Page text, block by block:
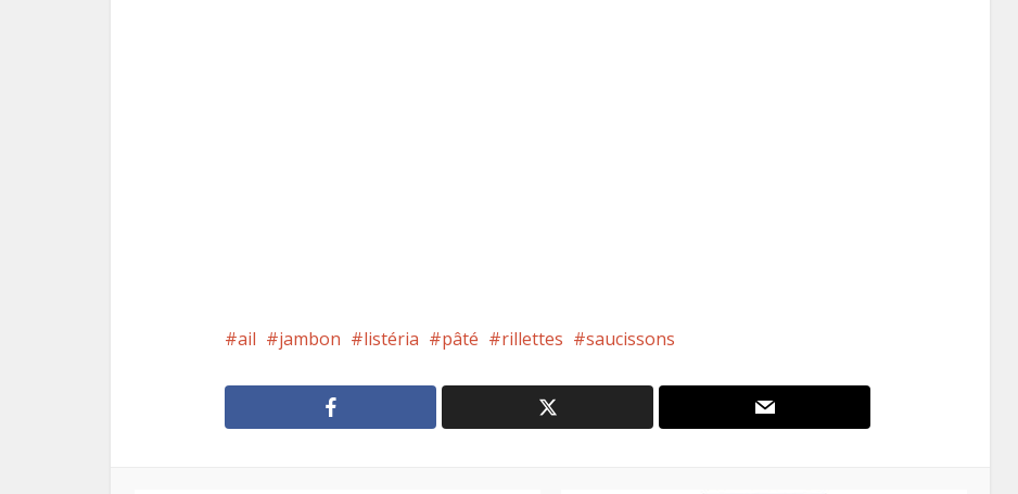
ail jambon listéria pâté rillettes saucissons